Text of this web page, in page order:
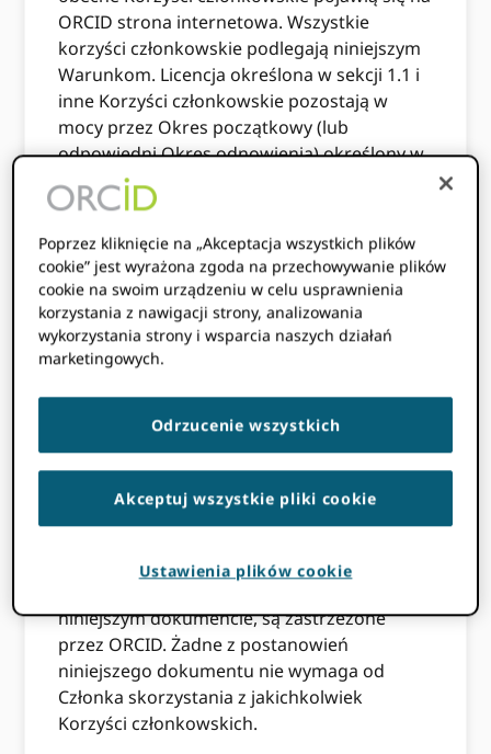
ORCID strona internetowa. Wszystkie
korzyści członkowskie podlegają niniejszym
Warunkom. Licencja określona w sekcji 1.1 i
inne Korzyści członkowskie pozostają w
mocy przez Okres początkowy (lub
odpowiedni Okres odnowienia) określony w
ORCID Wniosek o członkostwo, chyba że
zostanie wcześniej rozwiązany zgodnie z
artykułem 8 lub ograniczony zgodnie z
sekcją 4.2.
1.1Udzielanie licencji. Od Daty Wejścia w
Życie i pod warunkiem terminowego
uiszczania pełnych opłat określonych w
korzystanie z Poświadczeń API Członka w
celu uzyskania dostępu do API Członka oraz
odczytywania, deponowania/edytowania i
Używania Danych Rejestru zgodnie z
niniejszymi Warunkami. Wszelkie prawa,
niniejszym dokumencie, są zastrzeżone
przez ORCID. Żadne z postanowień
niniejszego dokumentu nie wymaga od
Członka skorzystania z jakichkolwiek
Korzyści członkowskich.
Poprzez kliknięcie na „Akceptacja wszystkich plików
cookie” jest wyrażona zgoda na przechowywanie plików
cookie na swoim urządzeniu w celu usprawnienia
korzystania z nawigacji strony, analizowania
wykorzystania strony i wsparcia naszych działań
marketingowych.
Odrzucenie wszystkich
Akceptuj wszystkie pliki cookie
Ustawienia plików cookie